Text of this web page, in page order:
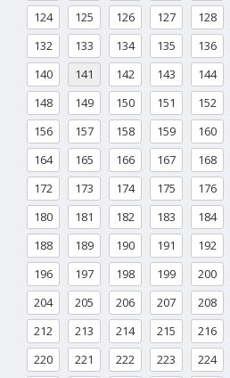
124
125 126 127 128
132
133 134 135 136
140
141 142 143 144
148
149 150 151 152
156
157 158 159 160
164
165 166 167 168
172
173 174 175 176
180
181 182 183 184
188
189 190 191 192
196
197 198 199 200
204
205 206 207 208
212
213 214 215 216
220
221 222 223 224